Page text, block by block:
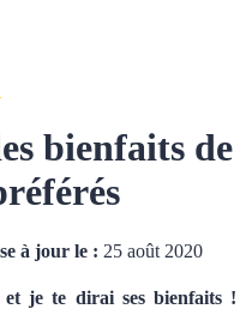
bienfaits de
à jour le : 25 août 2020
je te dirai ses bienfaits !